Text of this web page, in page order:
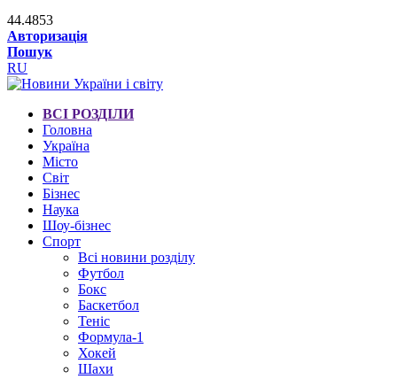
44.4853
Авторизація
Пошук
RU
ВСІ РОЗДІЛИ
Головна
Україна
Місто
Світ
Бізнес
Наука
Шоу-бізнес
Спорт
Всі новини розділу
Футбол
Бокс
Баскетбол
Теніс
Формула-1
Хокей
Шахи